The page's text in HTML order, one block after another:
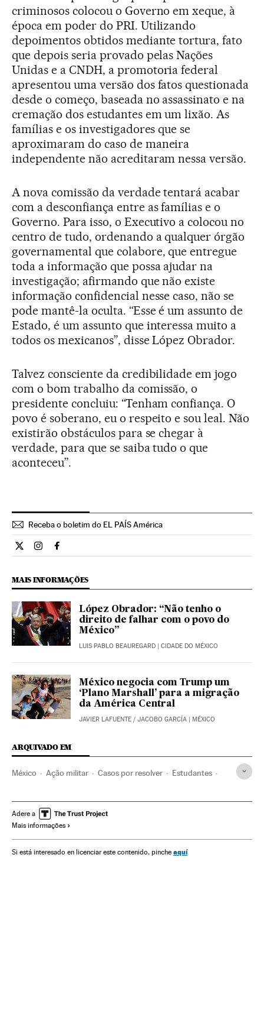
criminosos colocou o Governo em xeque, à
época em poder do PRI. Utilizando
depoimentos obtidos mediante tortura, fato
que depois seria provado pelas Nações
Unidas e a CNDH, a promotoria federal
apresentou uma versão dos fatos questionada
desde o começo, baseada no assassinato e na
cremação dos estudantes em um lixão. As
famílias e os investigadores que se
aproximaram do caso de maneira
independente não acreditaram nessa versão.
A nova comissão da verdade tentará acabar
com a desconfiança entre as famílias e o
Governo. Para isso, o Executivo a colocou no
centro de tudo, ordenando a qualquer órgão
governamental que colabore, que entregue
toda a informação que possa ajudar na
investigação; afirmando que não existe
informação confidencial nesse caso, não se
pode mantê-la oculta. “Esse é um assunto de
Estado, é um assunto que interessa muito a
todos os mexicanos”, disse López Obrador.
Talvez consciente da credibilidade em jogo
com o bom trabalho da comissão, o
presidente concluiu: “Tenham confiança. O
povo é soberano, eu o respeito e sou leal. Não
existirão obstáculos para se chegar à
verdade, para que se saiba tudo o que
aconteceu”.
Receba o boletim do EL PAÍS América
Internacional El País Brasil en Twitter
Internacional El País Brasil en Instagram
Internacional El País Brasil en Facebook
MAIS INFORMAÇÕES
López Obrador: “Não tenho o
direito de falhar com o povo do
México”
LUIS PABLO BEAUREGARD | CIDADE DO MÉXICO
México negocia com Trump um
‘Plano Marshall’ para a migração
da América Central
JAVIER LAFUENTE / JACOBO GARCÍA | MÉXICO
ARQUIVADO EM
México Ação militar Casos por resolver Estudantes
América do Norte Força segurança
Caso Ayotzinapa
Justiça Iguala Protestos estudantis Chacina
Adere a
Mais informações
Si está interesado en licenciar este contenido, pinche aquí